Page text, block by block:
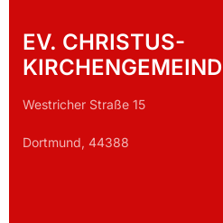
EV. CHRISTUS-
Westricher Straße 15
Dortmund, 44388